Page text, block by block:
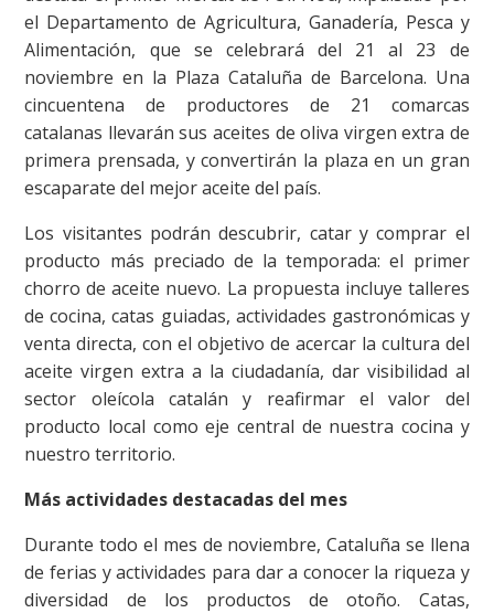
el Departamento de Agricultura, Ganadería, Pesca y
Alimentación, que se celebrará del 21 al 23 de
noviembre en la Plaza Cataluña de Barcelona. Una
cincuentena de productores de 21 comarcas
catalanas llevarán sus aceites de oliva virgen extra de
primera prensada, y convertirán la plaza en un gran
escaparate del mejor aceite del país.
Los visitantes podrán descubrir, catar y comprar el
producto más preciado de la temporada: el primer
chorro de aceite nuevo. La propuesta incluye talleres
de cocina, catas guiadas, actividades gastronómicas y
venta directa, con el objetivo de acercar la cultura del
aceite virgen extra a la ciudadanía, dar visibilidad al
sector oleícola catalán y reafirmar el valor del
producto local como eje central de nuestra cocina y
nuestro territorio.
Más actividades destacadas del mes
Durante todo el mes de noviembre, Cataluña se llena
de ferias y actividades para dar a conocer la riqueza y
diversidad de los productos de otoño. Catas,